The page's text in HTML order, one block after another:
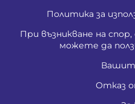
Политика за
При възникване на спор,
можете да
Отказ